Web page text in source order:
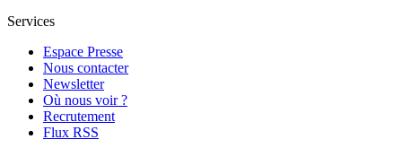
Services
Espace Presse
Nous contacter
Newsletter
Où nous voir ?
Recrutement
Flux RSS